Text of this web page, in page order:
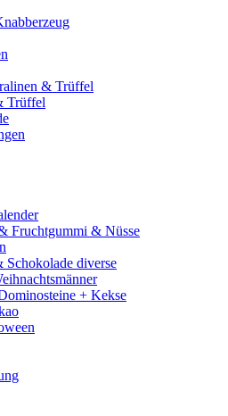
& Trüffel
Trüffel
Fruchtgummi & Nüsse
Schokolade diverse
+ Kekse